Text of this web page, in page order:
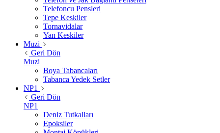
Telefoncu Pensleri
Tepe Keskiler
Tornavidalar
Yan Keskiler
Muzi
Geri Dön
Muzi
Boya Tabancaları
Tabanca Yedek Setler
NP1
Geri Dön
NP1
Deniz Tutkalları
Epoksiler